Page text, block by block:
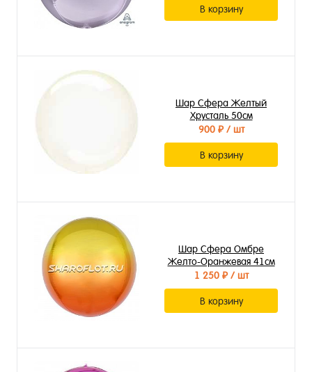
В корзину
Шар Сфера Желтый
Хрусталь 50см
900 ₽/ шт
В корзину
Шар Сфера Омбре
Желто-Оранжевая 41см
1 250 ₽/ шт
В корзину